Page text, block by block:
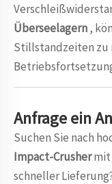
Überseelagern,
Stillstandzeiten zu
Anfrageein
Suchen Sie nach
Impact-Crushermit
schneller